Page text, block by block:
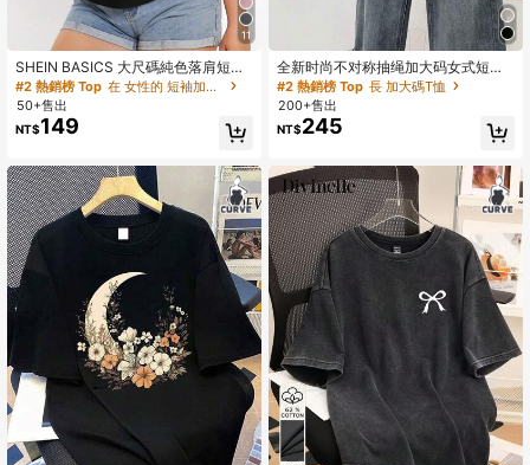
11
SHEIN BASICS 大尺碼純色落肩短袖
T恤夏季上衣
#2 熱銷榜 Top
在 女性的 短袖加大尺寸T卹
50+售出
NT$149
全新时尚不对称抽绳加大码女式短袖
休闲T恤
#2 熱銷榜 Top 長 加大碼T恤
200+售出
NT$245